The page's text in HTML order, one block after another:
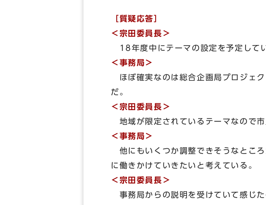
［質疑応答］
＜宗田委員長＞
18年度中にテーマの設定を予定して
＜事務局＞
ほぼ確実なのは総合企画局プロジェ
だ。
＜宗田委員長＞
地域が限定されているテーマなので市
＜事務局＞
他にもいくつか調整できそうなとこ
に働きかけていきたいと考えている。
＜宗田委員長＞
事務局からの説明を受けていて感じ